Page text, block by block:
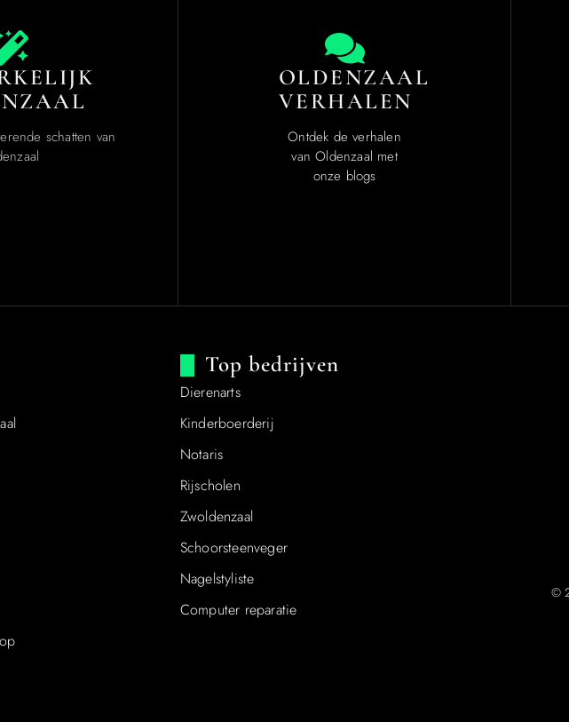
OLDENZAAL
VERHALEN
Ontdek de verhalen
van Oldenzaal met
onze blogs
schatten van
Top bedrijven
Dierenarts
Kinderboerderij
Notaris
Rijscholen
Zwoldenzaal
Schoorsteenveger
Nagelstyliste
Computer reparatie
©